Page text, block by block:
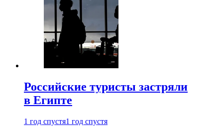
Российские туристы застряли
в Египте
1 год спустя1 год спустя